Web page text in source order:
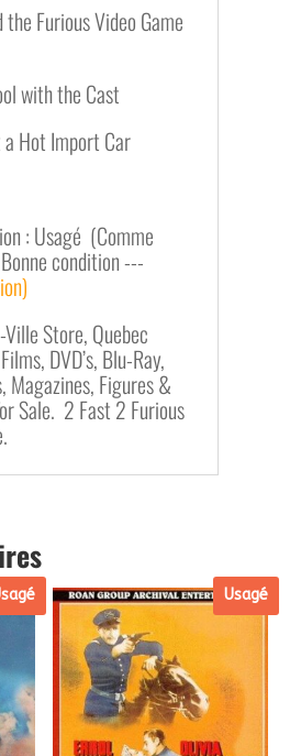
Furious Video Game
with the Cast
Hot Import Car
: Usagé (Comme
condition ---
Store, Quebec
DVD’s, Blu-Ray,
Magazines, Figures &
Sale. 2 Fast 2 Furious
Usagé